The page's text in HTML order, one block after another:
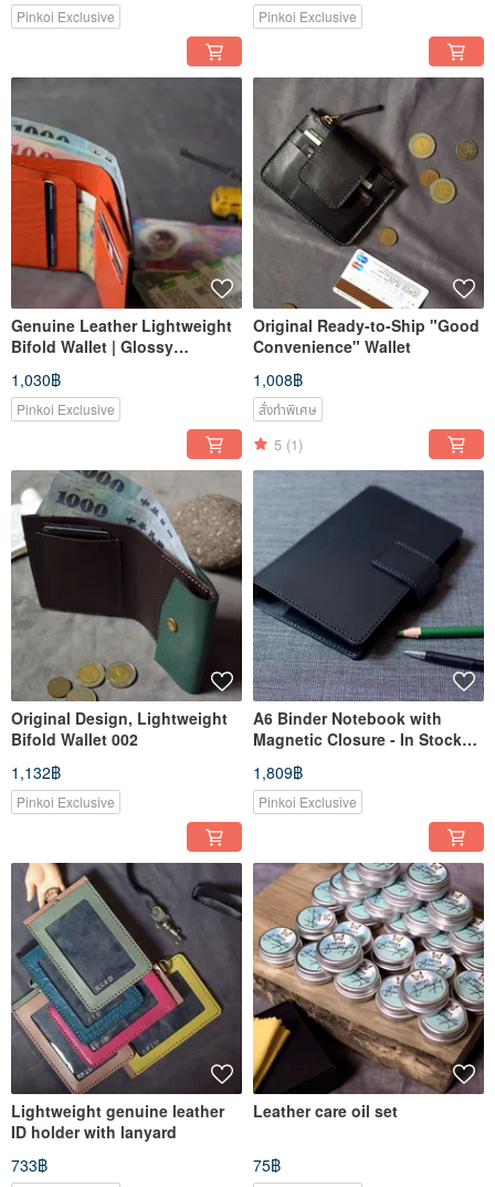
Pinkoi Exclusive Pinkoi Exclusive
Genuine Leather Lightweight
Bifold Wallet | Glossy
Wrinkled Texture | Original
Stock 004
1,030฿
Pinkoi Exclusive
Original Ready-to-Ship "Good
Convenience" Wallet
1,008฿
สั่งทำพิเศษ
5 (1)
Original Design, Lightweight
Bifold Wallet 002
1,132฿
Pinkoi Exclusive
A6 Binder Notebook with
Magnetic Closure - In Stock
Black 2026
1,809฿
Pinkoi Exclusive
Lightweight genuine leather
ID holder with lanyard
733฿
Leather care oil set
75฿